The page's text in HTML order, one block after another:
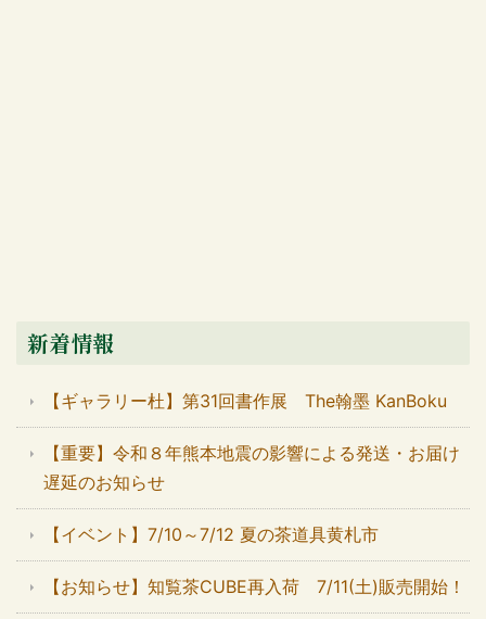
新着情報
【ギャラリー杜】第31回書作展 The翰墨 KanBoku
【重要】令和８年熊本地震の影響による発送・お届け
遅延のお知らせ
【イベント】7/10～7/12 夏の茶道具黄札市
【お知らせ】知覧茶CUBE再入荷 7/11(土)販売開始！